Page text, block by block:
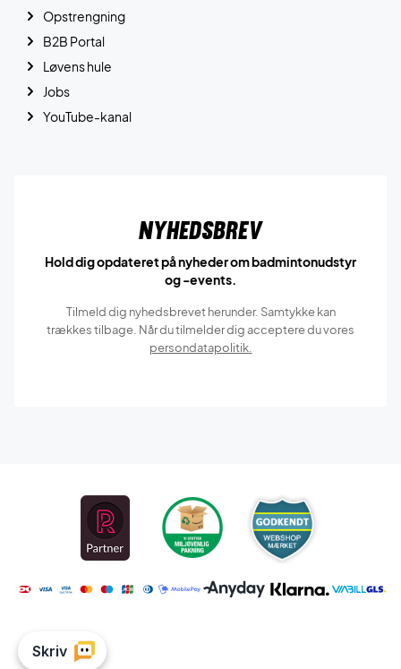
Opstrengning
B2B Portal
Løvens hule
Jobs
YouTube-kanal
Nyhedsbrev
Hold dig opdateret på nyheder om badmintonudstyr
og -events.
Tilmeld dig nyhedsbrevet herunder. Samtykke kan
trækkes tilbage. Når du tilmelder dig acceptere du vores
persondatapolitik.